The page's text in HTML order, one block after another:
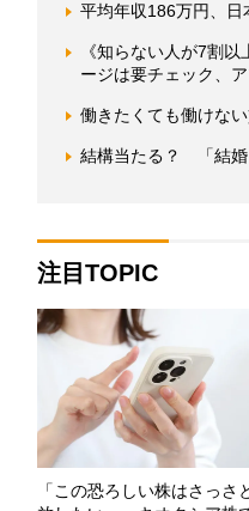
平均年収186万円、
《知らない人が7割
ージは要チェック、
働きたくても働けな
結構当たる？ 「結婚
注目TOPIC
「この恐ろしい株はさっさ